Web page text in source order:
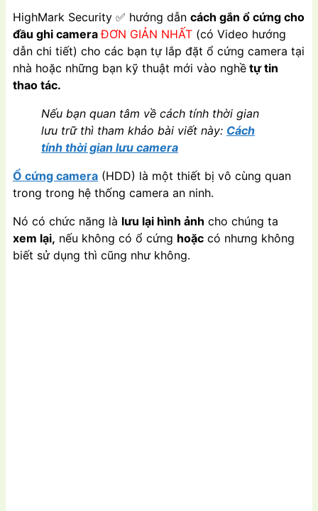
HighMark Security ✅ hướng dẫn cách gắn ổ cứng cho
đầu ghi cameraĐƠN GIẢN NHẤT (có Video hướng
dẫn chi tiết) cho các bạn tự lắp đặt ổ cứng camera tại
nhà hoặc những bạn kỹ thuật mới vào nghề tự tin
thao tác.
Nếu bạn quan tâm về cách tính thời gian
lưu trữ thì tham khảo bài viết này: Cách
tính thời gian lưu camera
Ổ cứng camera (HDD) là một thiết bị vô cùng quan
trong trong hệ thống camera an ninh.
Nó có chức năng là lưu lại hình ảnh cho chúng ta
xem lại, nếu không có ổ cứng hoặc có nhưng không
biết sử dụng thì cũng như không.